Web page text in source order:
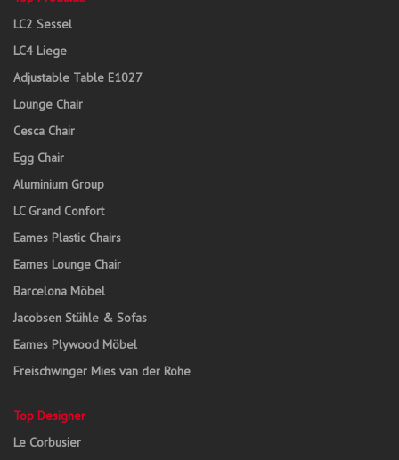
LC2 Sessel
LC4 Liege
Adjustable Table E1027
Lounge Chair
Cesca Chair
Egg Chair
Aluminium Group
LC Grand Confort
Eames Plastic Chairs
Eames Lounge Chair
Barcelona Möbel
Jacobsen Stühle & Sofas
Eames Plywood Möbel
Freischwinger Mies van der Rohe
Top Designer
Le Corbusier